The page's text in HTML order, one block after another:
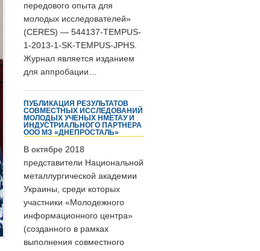
передового опыта для
молодых исследователей»
(CERES) — 544137-TEMPUS-
1-2013-1-SK-TEMPUS-JPHS.
Журнал является изданием
для аппробации…
ПУБЛИКАЦИЯ РЕЗУЛЬТАТОВ
СОВМЕСТНЫХ ИССЛЕДОВАНИЙ
МОЛОДЫХ УЧЕНЫХ НМЕТАУ И
ИНДУСТРИАЛЬНОГО ПАРТНЕРА
ООО МЗ «ДНЕПРОСТАЛЬ»
В октябре 2018
представители Национальной
металлургической академии
Украины, среди которых
участники «Молодежного
информационного центра»
(созданного в рамках
выполнения совместного